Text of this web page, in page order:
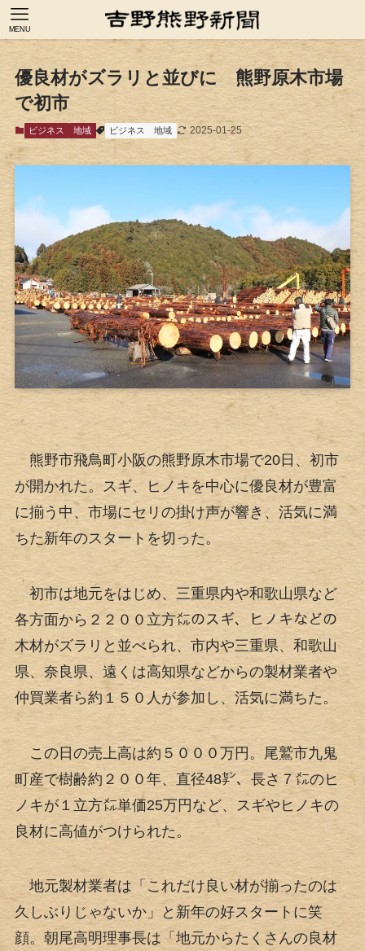
MENU
優良材がズラリと並びに 熊野原木市場
で初市
ビジネス 地域 ビジネス 地域 2025-01-25
熊野市飛鳥町小阪の熊野原木市場で20日、初市
が開かれた。スギ、ヒノキを中心に優良材が豊富
に揃う中、市場にセリの掛け声が響き、活気に満
ちた新年のスタートを切った。
初市は地元をはじめ、三重県内や和歌山県など
各方面から２２００立方㍍のスギ、ヒノキなどの
木材がズラリと並べられ、市内や三重県、和歌山
県、奈良県、遠くは高知県などからの製材業者や
仲買業者ら約１５０人が参加し、活気に満ちた。
この日の売上高は約５０００万円。尾鷲市九鬼
町産で樹齢約２００年、直径48㌢、長さ７㍍のヒ
ノキが１立方㍍単価25万円など、スギやヒノキの
良材に高値がつけられた。
地元製材業者は「これだけ良い材が揃ったのは
久しぶりじゃないか」と新年の好スタートに笑
顔。朝尾高明理事長は「地元からたくさんの良材